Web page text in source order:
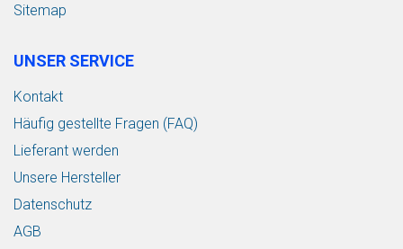
Sitemap
UNSER SERVICE
Kontakt
Häufig gestellte Fragen (FAQ)
Lieferant werden
Unsere Hersteller
Datenschutz
AGB